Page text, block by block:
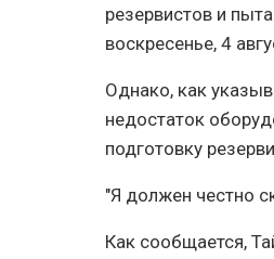
резервистов и
воскресенье, 4
Однако, как
недостаток
подготовку
"Я должен честно
Как сообщается,